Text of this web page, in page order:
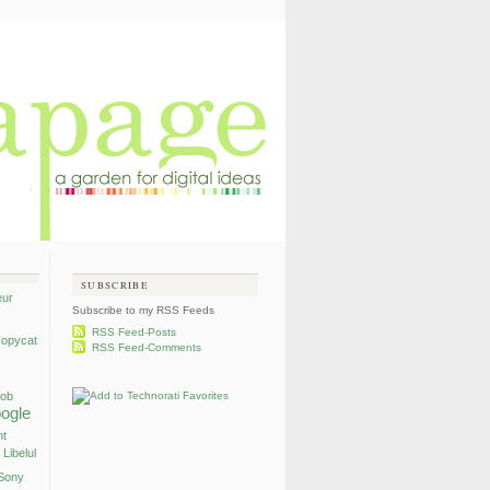
Libelul
SUBSCRIBE
Subscribe to my RSS Feeds
RSS Feed-Posts
RSS Feed-Comments